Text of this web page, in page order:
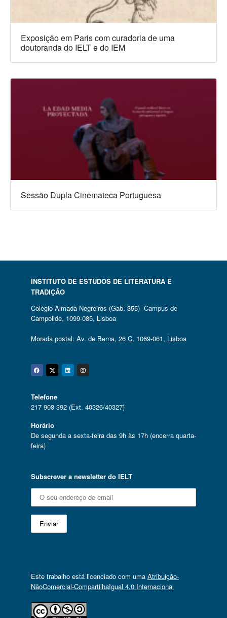
Exposição em Paris com curadoria de uma
doutoranda do IELT e do IEM
Sessão Dupla Cinemateca Portuguesa
INSTITUTO DE ESTUDOS DE LITERATURA E
TRADIÇÃO
Colégio Almada Negreiros (Gab. 355) Campus de
Campolide, 1099-085, Lisboa
Morada postal: Av. de Berna, 26 C, 1069-061, Lisboa
Facebook
Twitter
Linkedin
Instagram
Telefone
217 908 392 (Ext. 40326/40327)
Horário
De segunda a sexta-feira das 9h às 17h (encerra quarta-
feira)
Subscrever a newsletter do IELT
Este trabalho está licenciado com uma Atribuição-
NãoComercial-CompartilhaIgual 4.0 Internacional